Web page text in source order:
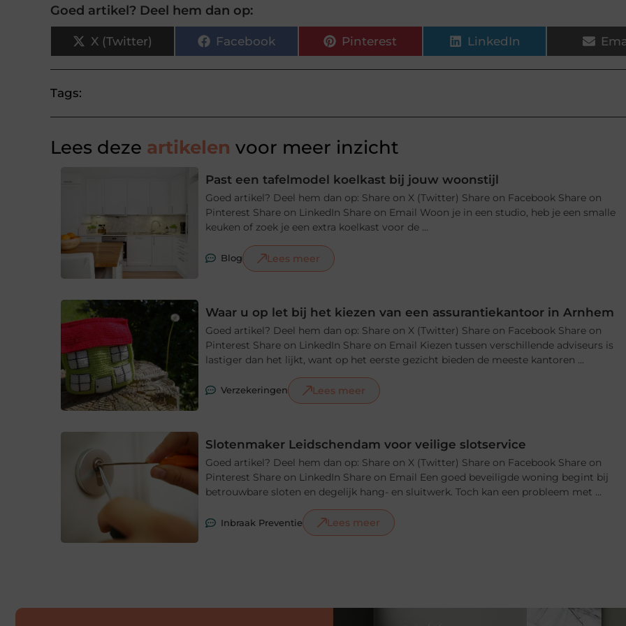
Goed artikel? Deel hem dan op:
X (Twitter) Facebook Pinterest LinkedIn
Tags:
Lees deze artikelen voor meer inzicht
Past een tafelmodel koelkast bij jouw woonstijl
Goed artikel? Deel hem dan op: Share on X (Twitter) Share on Facebook Share on
Pinterest Share on LinkedIn Share on Email Woon je in een studio, heb je een smalle
keuken of zoek je een extra koelkast voor de ...
Blog Lees meer
Waar u op let bij het kiezen van een assurantiekantoor in Arnhem
Goed artikel? Deel hem dan op: Share on X (Twitter) Share on Facebook Share on
Pinterest Share on LinkedIn Share on Email Kiezen tussen verschillende adviseurs is
lastiger dan het lijkt, want op het eerste gezicht bieden de meeste kantoren ...
Verzekeringen Lees meer
Slotenmaker Leidschendam voor veilige slotservice
Goed artikel? Deel hem dan op: Share on X (Twitter) Share on Facebook Share on
Pinterest Share on LinkedIn Share on Email Een goed beveiligde woning begint bij
betrouwbare sloten en degelijk hang- en sluitwerk. Toch kan een probleem met ...
Inbraak Preventie Lees meer